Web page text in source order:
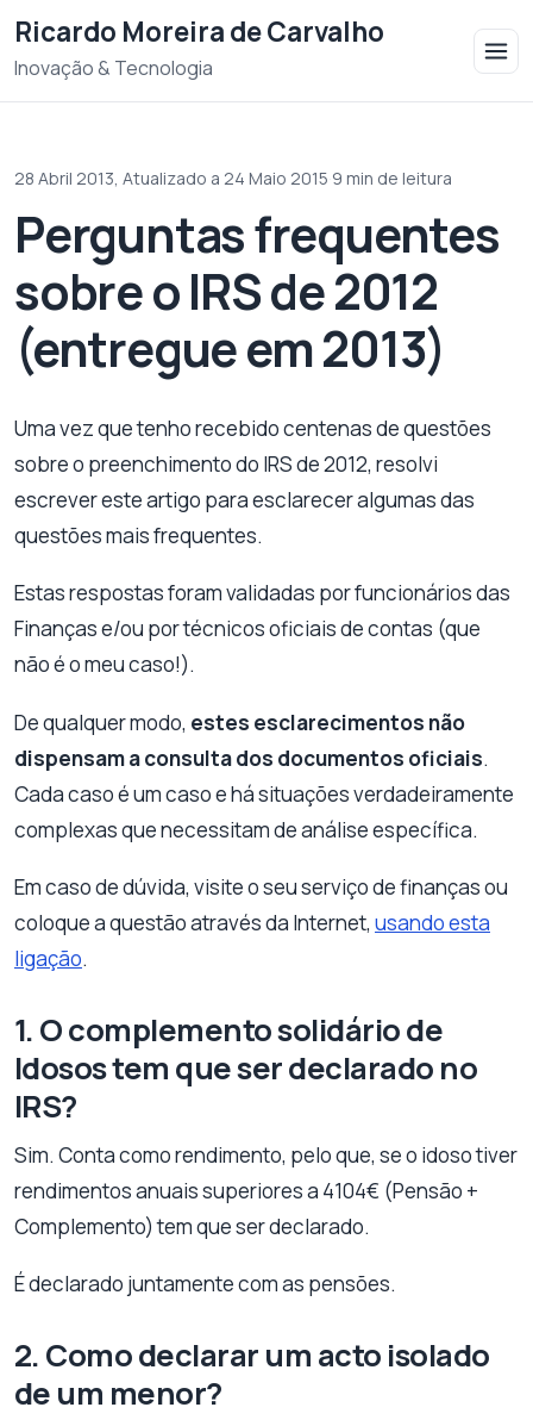
Ricardo Moreira de Carvalho
Inovação & Tecnologia
28 Abril 2013, Atualizado a 24 Maio 2015 9 min de leitura
Perguntas frequentes
sobre o IRS de 2012
(entregue em 2013)
Uma vez que tenho recebido centenas de questões
sobre o preenchimento do IRS de 2012, resolvi
escrever este artigo para esclarecer algumas das
questões mais frequentes.
Estas respostas foram validadas por funcionários das
Finanças e/ou por técnicos oficiais de contas (que
não é o meu caso!).
De qualquer modo, estes esclarecimentos não
dispensam a consulta dos documentos oficiais.
Cada caso é um caso e há situações verdadeiramente
complexas que necessitam de análise específica.
Em caso de dúvida, visite o seu serviço de finanças ou
coloque a questão através da Internet, usando esta
ligação.
1. O complemento solidário de
Idosos tem que ser declarado no
IRS?
Sim. Conta como rendimento, pelo que, se o idoso tiver
rendimentos anuais superiores a 4104€ (Pensão +
Complemento) tem que ser declarado.
É declarado juntamente com as pensões.
2. Como declarar um acto isolado
de um menor?